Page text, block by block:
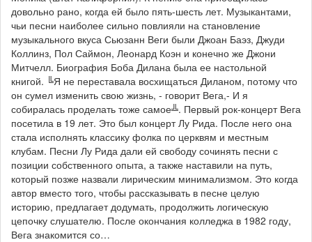
довольно рано, когда ей было пять-шесть лет. Музыкантами,
чьи песни наиболее сильно повлияли на становление
музыкального вкуса Сьюзанн Веги были Джоан Баэз, Джуди
Коллинз, Пол Саймон, Леонард Коэн и конечно же Джони
Митчелл. Биография Боба Дилана была ее настольной
книгой. ╚Я не переставала восхищаться Диланом, потому что
он сумел изменить свою жизнь, - говорит Вега,- И я
собиралась проделать тоже самое╩. Первый рок-концерт Вега
посетила в 19 лет. Это был концерт Лу Рида. После него она
стала исполнять классику фолка по церквям и местным
клубам. Песни Лу Рида дали ей свободу сочинять песни с
позиции собственного опыта, а также наставили на путь,
который позже назвали лирическим минимализмом. Это когда
автор вместо того, чтобы рассказывать в песне целую
историю, предлагает додумать, продолжить логическую
цепочку слушателю. После окончания колледжа в 1982 году,
Вега знакомится со…